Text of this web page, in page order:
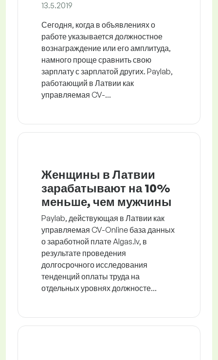
13.5.2019
Сегодня, когда в объявлениях о
работе указывается должностное
вознаграждение или его амплитуда,
намного проще сравнить свою
зарплату с зарплатой других. Paylab,
работающий в Латвии как
управляемая CV-...
Женщины в Латвии
зарабатывают на 10%
меньше, чем мужчины
Paylab, действующая в Латвии как
управляемая CV-Online база данных
о заработной плате Algas.lv, в
результате проведения
долгосрочного исследования
тенденций оплаты труда на
отдельных уровнях должносте...